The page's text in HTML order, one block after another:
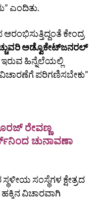
ಎಂದಿತು.
ಕೇಂದ್ರ
ಅಡ್ವೊಕೇಟ್‌ಜನರಲ್
ಇರುವ ಹಿನ್ನೆಲೆಯಲ್ಲಿ
ವಿಚಾರಣೆಗೆ ಪರಿಗಣಿಸಬೇಕು”
ರೇವಣ್ಣ
ಚುನಾವಣಾ
ಸಂಸ್ಥೆಗಳ ಕ್ಷೇತ್ರದ
ವಿಚಾರವಾಗಿ